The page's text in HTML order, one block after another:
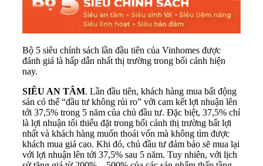
Bộ 5 siêu chính sách lần đầu tiên của Vinhomes được
đánh giá là hấp dẫn nhất thị trường trong bối cảnh hiện
nay.
SIÊU AN TÂM. Lần đầu tiên, khách hàng mua bất động
sản có thể “đầu tư không rủi ro” với cam kết lợi nhuận lên
tới 37,5% trong 5 năm của chủ đầu tư. Đặc biệt, 37,5% chỉ
là lợi nhuận tối thiểu đặt trong bối cảnh thị trường bất lợi
nhất và khách hàng muốn thoái vốn mà không tìm được
khách mua giá cao. Khi đó, chủ đầu tư đảm bảo sẽ mua lại
với lợi nhuận lên tới 37,5% sau 5 năm. Tuy nhiên, với lịch